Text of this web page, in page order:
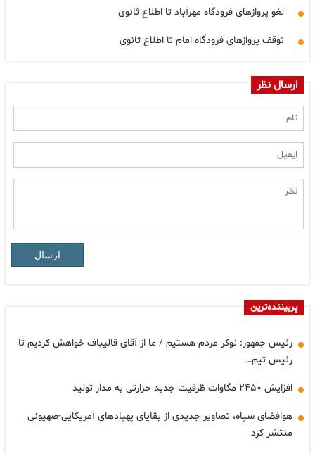
لغو پروازهای فرودگاه مهرآباد تا اطلاع ثانوی
توقف پروازهای فرودگاه امام تا اطلاع ثانوی
ارسال نظر
ارسال
پربیننده‌ترین
رئیس جمهور: نوکر مردم هستیم / ما از آقای قالیباف خواهش کردیم تا
رئیس تیم…
افزایش ۲۴۵۰ مگاوات ظرفیت جدید حرارتی به مدار تولید
هوافضای سپاه، تصاویر جدیدی از بقایای پهپادهای آمریکایی-صهیونی
منتشر کرد